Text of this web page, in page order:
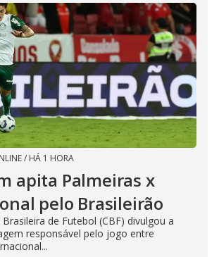
/ HÁ 1 HORA
apita Palmeiras x
pelo Brasileirão
de Futebol (CBF) divulgou a
responsável pelo jogo entre